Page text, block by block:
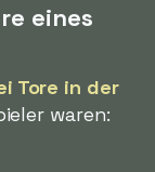
eines
Tore in der
waren: